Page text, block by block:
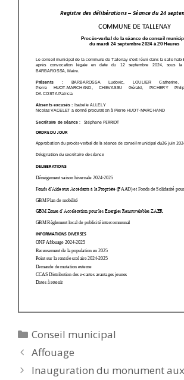
Catégories
Conseil municipal
Affouage
Inauguration du monument